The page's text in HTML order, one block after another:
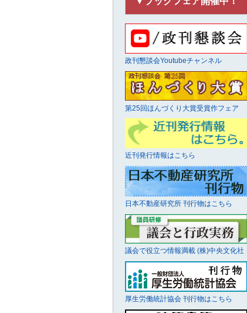
政刊懇談会Youtubeチャンネル
第25回ほんづくり大賞受賞作フェア
近刊発行情報はこちら
日本不動産研究所 刊行物はこちら
議会で役立つ情報満載 (株)中央文化社
厚生労働統計協会 刊行物はこちら